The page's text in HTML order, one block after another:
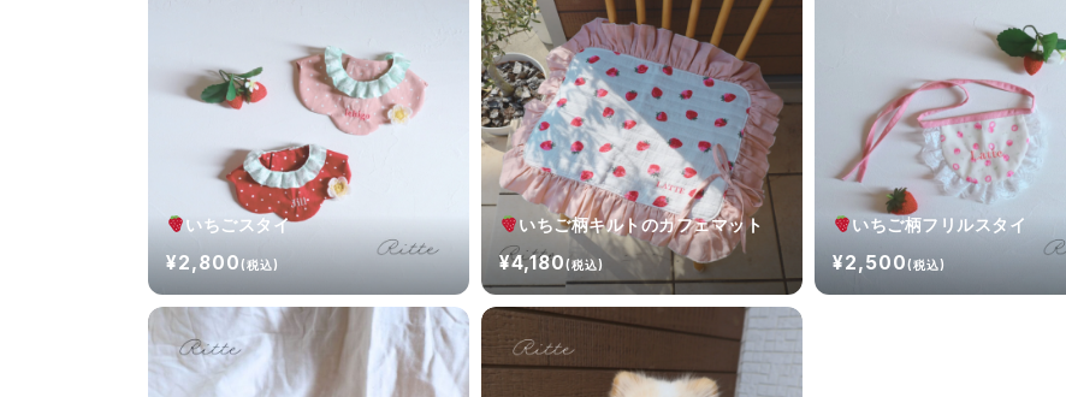
いちごスタイ
¥2,800(税込)
いちご柄キルトのカフェマット
¥4,180(税込)
いちご柄フリルスタイ
¥2,500(税込)